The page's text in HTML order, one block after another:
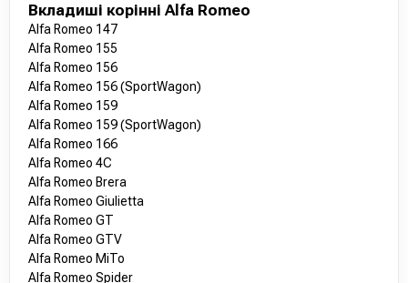
Вкладиші корінні Alfa Romeo
Alfa Romeo 147
Alfa Romeo 155
Alfa Romeo 156
Alfa Romeo 156 (SportWagon)
Alfa Romeo 159
Alfa Romeo 159 (SportWagon)
Alfa Romeo 166
Alfa Romeo 4C
Alfa Romeo Brera
Alfa Romeo Giulietta
Alfa Romeo GT
Alfa Romeo GTV
Alfa Romeo MiTo
Alfa Romeo Spider